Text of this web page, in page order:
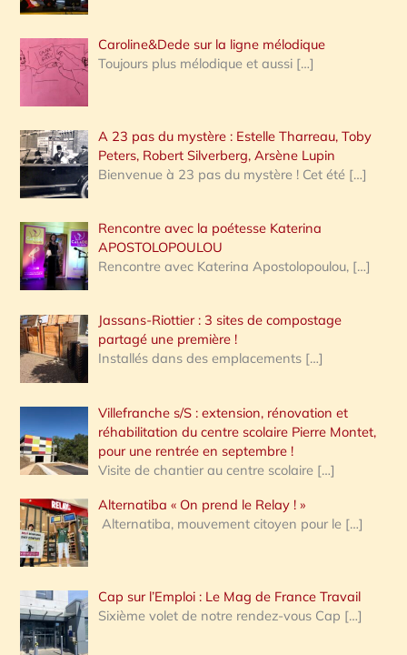
Caroline&Dede sur la ligne mélodique
Toujours plus mélodique et aussi […]
A 23 pas du mystère : Estelle Tharreau, Toby
Peters, Robert Silverberg, Arsène Lupin
Bienvenue à 23 pas du mystère ! Cet été […]
Rencontre avec la poétesse Katerina
APOSTOLOPOULOU
Rencontre avec Katerina Apostolopoulou, […]
Jassans-Riottier : 3 sites de compostage
partagé une première !
Installés dans des emplacements […]
Villefranche s/S : extension, rénovation et
réhabilitation du centre scolaire Pierre Montet,
pour une rentrée en septembre !
Visite de chantier au centre scolaire […]
Alternatiba « On prend le Relay ! »
Alternatiba, mouvement citoyen pour le […]
Cap sur l’Emploi : Le Mag de France Travail
Sixième volet de notre rendez-vous Cap […]